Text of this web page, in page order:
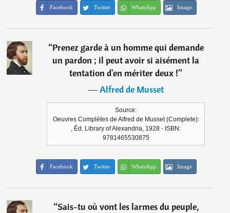
Facebook Twitter WhatsApp Image
“Prenez garde à un homme qui demande
un pardon ; il peut avoir si aisément la
tentation d'en mériter deux !”
―Alfred de Musset
Source:
Oeuvres Complètes de Alfred de Musset (Complete):
, Éd. Library of Alexandria, 1928 - ISBN:
9781465530875
Facebook Twitter WhatsApp Image
“Sais-tu où vont les larmes du peuple,